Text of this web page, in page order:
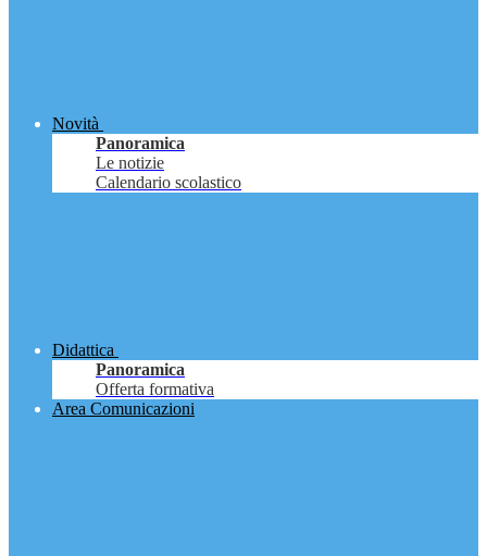
Novità
Panoramica
Le notizie
Calendario scolastico
Didattica
Panoramica
Offerta formativa
Area Comunicazioni